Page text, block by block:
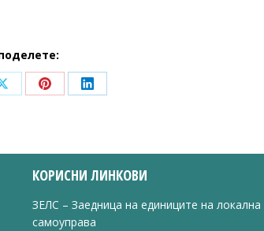
Share Share Share
КОРИСНИ ЛИНКОВИ
ЗЕЛС – Заедница на единиците на локална
самоуправа